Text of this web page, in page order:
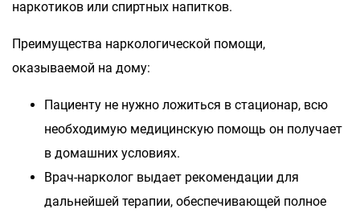
наркотиков или спиртных напитков.
Преимущества наркологической помощи,
оказываемой на дому:
Пациенту не нужно ложиться в стационар, всю
необходимую медицинскую помощь он получает
в домашних условиях.
Врач-нарколог выдает рекомендации для
дальнейшей терапии, обеспечивающей полное